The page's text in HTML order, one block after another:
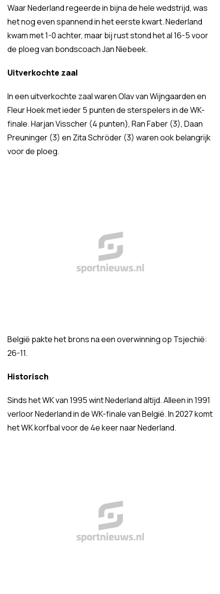
Waar Nederland regeerde in bijna de hele wedstrijd, was
het nog even spannend in het eerste kwart. Nederland
kwam met 1-0 achter, maar bij rust stond het al 16-5 voor
de ploeg van bondscoach Jan Niebeek.
Uitverkochte zaal
In een uitverkochte zaal waren Olav van Wijngaarden en
Fleur Hoek met ieder 5 punten de sterspelers in de WK-
finale. Harjan Visscher (4 punten), Ran Faber (3), Daan
Preuninger (3) en Zita Schröder (3) waren ook belangrijk
voor de ploeg.
België pakte het brons na een overwinning op Tsjechië:
26-11.
Historisch
Sinds het WK van 1995 wint Nederland altijd. Alleen in 1991
verloor Nederland in de WK-finale van België. In 2027 komt
het WK korfbal voor de 4e keer naar Nederland.